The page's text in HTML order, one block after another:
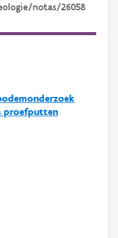
notas/26058
proefputten